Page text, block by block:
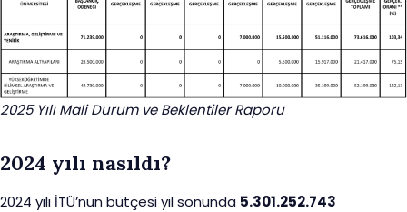
2025 Yılı Mali Durum ve Beklentiler Raporu
2024 yılı nasıldı?
2024 yılı İTÜ’nün bütçesi yıl sonunda 5.301.252.743